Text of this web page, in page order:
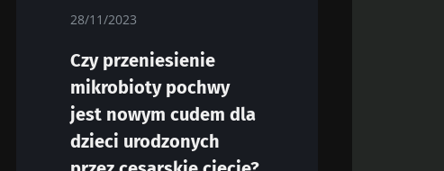
28/11/2023
Czy przeniesienie
mikrobioty pochwy
jest nowym cudem dla
dzieci urodzonych